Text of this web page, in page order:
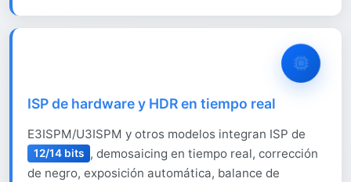
ISP de hardware y HDR en tiempo real
E3ISPM/U3ISPM y otros modelos integran ISP de
12/14 bits , demosaicing en tiempo real, corrección
de negro, exposición automática, balance de